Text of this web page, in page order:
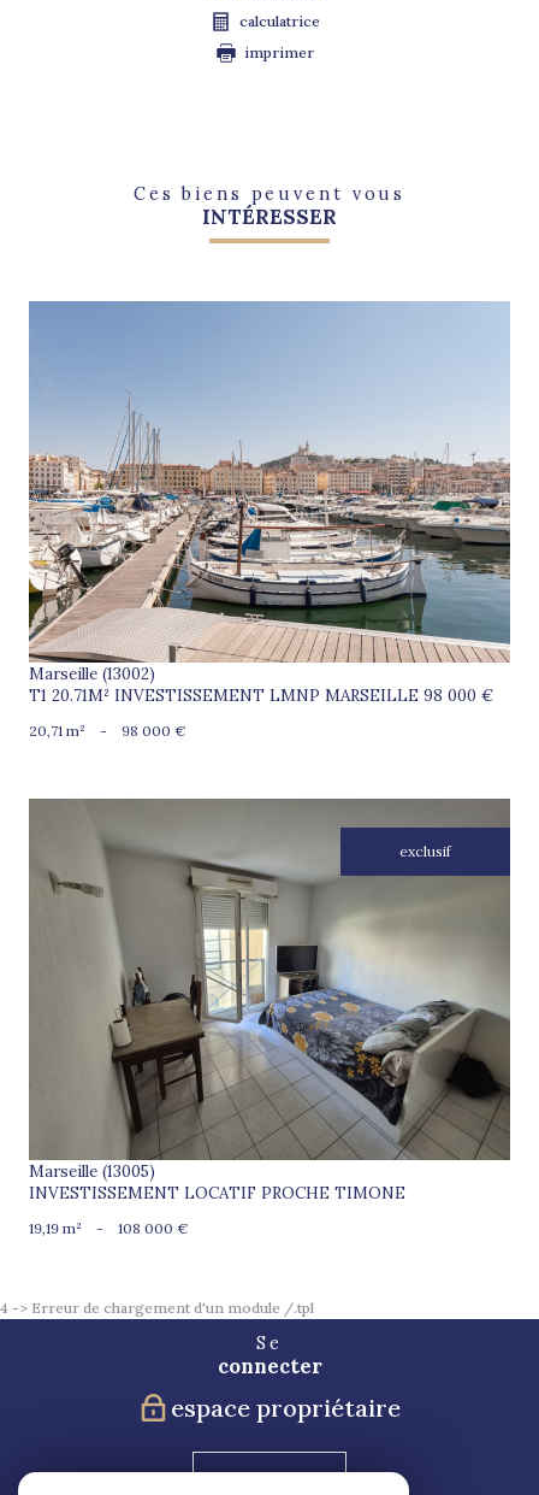
calculatrice
imprimer
Ces biens peuvent vous
INTÉRESSER
voir le bien
Marseille (13002)
T1 20.71M² INVESTISSEMENT LMNP MARSEILLE 98 000 €
20,71 m² - 98 000 €
exclusif
voir le bien
Marseille (13005)
INVESTISSEMENT LOCATIF PROCHE TIMONE
19,19 m² - 108 000 €
4 -> Erreur de chargement d'un module /.tpl
Se
connecter
espace propriétaire